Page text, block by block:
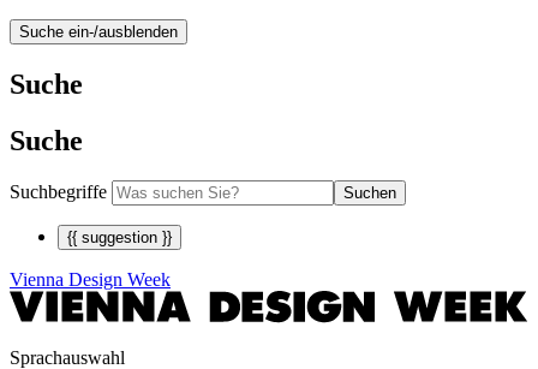
Suche ein-/ausblenden
Suche
Suche
Suchbegriffe Suchen
{{ suggestion }}
Vienna Design Week
Sprachauswahl